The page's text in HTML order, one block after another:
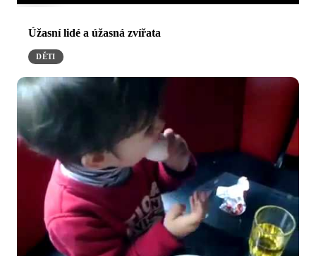
Úžasní lidé a úžasná zvířata
DĚTI